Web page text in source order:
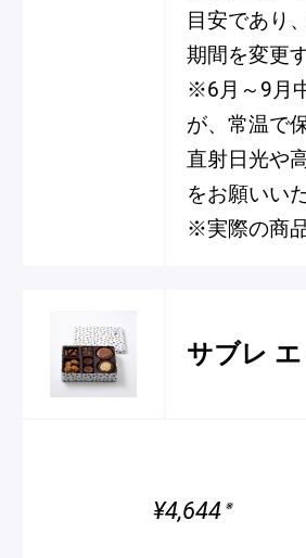
目安であり
期間を変更
※6月～9月
が、常温で
直射日光や
をお願いい
※実際の商
サブレ
¥4,644 ※